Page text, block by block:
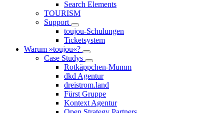
Search Elements
TOURISM
Support
toujou-Schulungen
Ticketsystem
Warum »toujou«?
Case Studys
Rotkäppchen-Mumm
dkd Agentur
dreistrom.land
Fürst Gruppe
Kontext Agentur